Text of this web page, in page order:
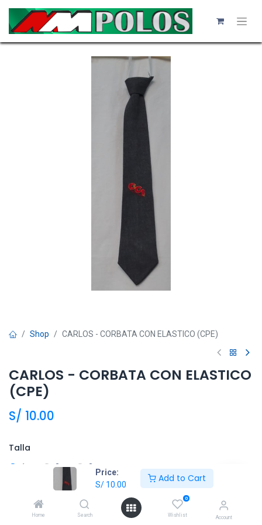
Price:
S/ 10.00
Add to Cart
Home Search
0
Wishlist Account
Shop CARLOS - CORBATA CON ELASTICO (CPE)
CARLOS - CORBATA CON ELASTICO
(CPE)
S/ 10.00
Talla
1 2 3
Añadir al carrito